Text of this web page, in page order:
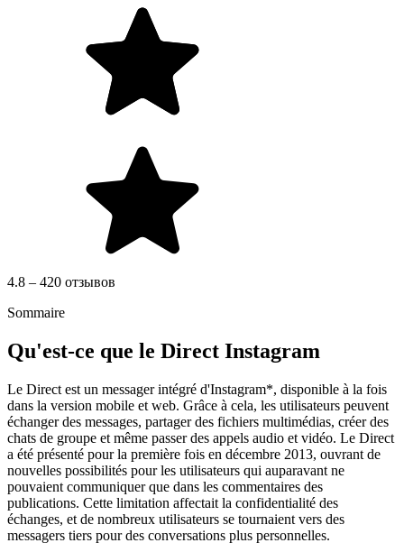
4.8 – 420 отзывов
Sommaire
Qu'est-ce que le Direct Instagram
Le Direct est un messager intégré d'Instagram*, disponible à la fois
dans la version mobile et web. Grâce à cela, les utilisateurs peuvent
échanger des messages, partager des fichiers multimédias, créer des
chats de groupe et même passer des appels audio et vidéo. Le Direct
a été présenté pour la première fois en décembre 2013, ouvrant de
nouvelles possibilités pour les utilisateurs qui auparavant ne
pouvaient communiquer que dans les commentaires des
publications. Cette limitation affectait la confidentialité des
échanges, et de nombreux utilisateurs se tournaient vers des
messagers tiers pour des conversations plus personnelles.